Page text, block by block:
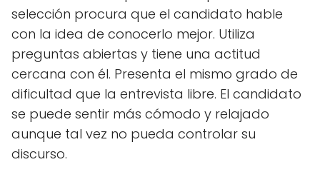
selección procura que el candidato hable
con la idea de conocerlo mejor. Utiliza
preguntas abiertas y tiene una actitud
cercana con él. Presenta el mismo grado de
dificultad que la entrevista libre. El candidato
se puede sentir más cómodo y relajado
aunque tal vez no pueda controlar su
discurso.